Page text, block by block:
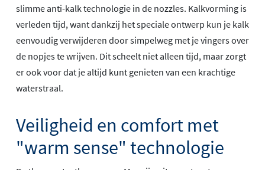
slimme anti-kalk technologie in de nozzles. Kalkvorming is
verleden tijd, want dankzij het speciale ontwerp kun je kalk
eenvoudig verwijderen door simpelweg met je vingers over
de nopjes te wrijven. Dit scheelt niet alleen tijd, maar zorgt
er ook voor dat je altijd kunt genieten van een krachtige
waterstraal.
Veiligheid en comfort met
"warm sense" technologie